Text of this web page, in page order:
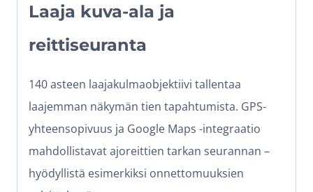
Laaja kuva-ala ja
reittiseuranta
140 asteen laajakulmaobjektiivi tallentaa
laajemman näkymän tien tapahtumista. GPS-
yhteensopivuus ja Google Maps -integraatio
mahdollistavat ajoreittien tarkan seurannan –
hyödyllistä esimerkiksi onnettomuuksien